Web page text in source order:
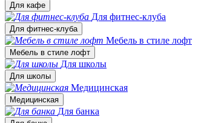
Для кафе
Для фитнес-клуба
Для фитнес-клуба
Мебель в стиле лофт
Мебель в стиле лофт
Для школы
Для школы
Медицинская
Медицинская
Для банка